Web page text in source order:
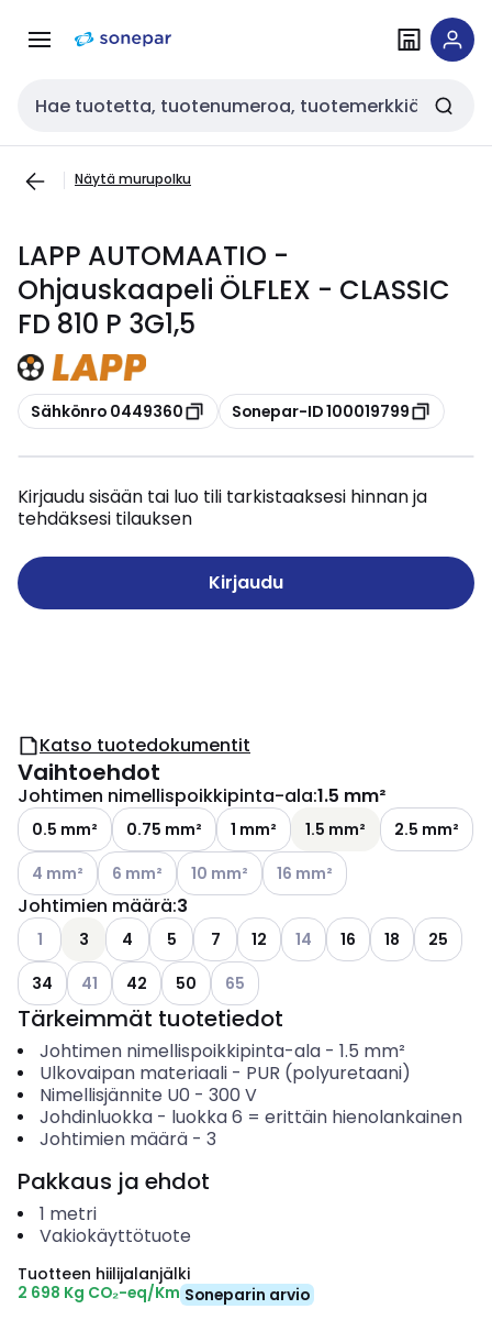
navigointiinsisältöön
Haku
Näytä murupolku
LAPP AUTOMAATIO -
Ohjauskaapeli ÖLFLEX - CLASSIC
FD 810 P 3G1,5
Kopioi
Sähkönro 0449360 Kopioi
Sonepar-ID 100019799
Kirjaudu sisään tai luo tili tarkistaaksesi hinnan ja
tehdäksesi tilauksen
Kirjaudu
Katso tuotedokumentit
Vaihtoehdot
Johtimen nimellispoikkipinta-ala:1.5 mm²
0.5 mm² 0.75 mm² 1 mm² 1.5 mm²
2.5 mm²
Katso käytettävissä olevat vaihtoehdot
4 mm² Katso käytettävissä olevat vaihtoehdot
6 mm² Katso käytettävissä olevat vaihtoehdot
10 mm² Katso käytettävissä olevat
16 mm²
Johtimien määrä:3
Katso käytettävissä olevat vaihtoehdot
1 3 4 5 7 12 Katso käytettävissä
14 16 18
25
34
Katso käytettävissä olevat vaihtoehdot
41 42 50 Katso käytettävissä olevat
65
Tärkeimmät tuotetiedot
Johtimen nimellispoikkipinta-ala- 1.5 mm²
Ulkovaipan materiaali- PUR (polyuretaani)
Nimellisjännite U0 - 300 V
Johdinluokka- luokka 6 = erittäin hienolankainen
Johtimien määrä- 3
Pakkaus ja ehdot
1 metri
Vakiokäyttötuote
Tuotteen hiilijalanjälki
2 698 Kg CO₂-eq/Km Soneparin arvio